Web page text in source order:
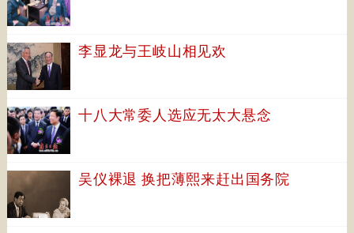
李显龙与王岐山相见欢
十八大常委人选应无太大悬念
吴仪裸退 换把薄熙来赶出国务院